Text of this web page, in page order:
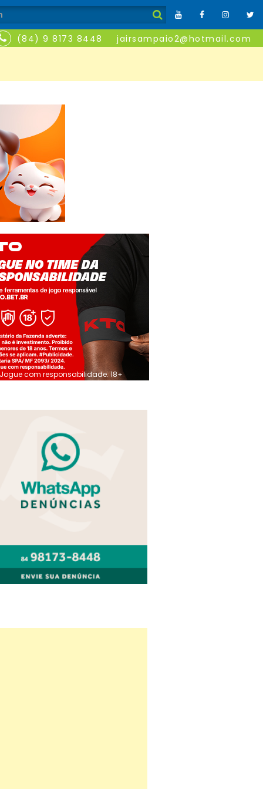
(84) 9 8173 8448 jairsampaio2@hotmail.com
Jogue com responsabilidade. 18+